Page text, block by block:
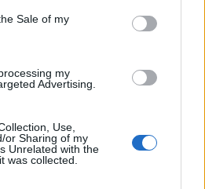
Sale of my
my
Advertising.
Use,
or Sharing of my
Unrelated with the
was collected.